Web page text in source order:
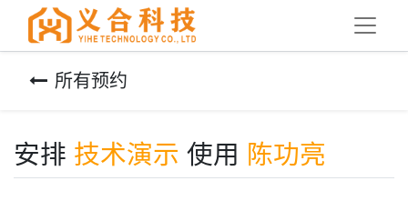
所有预约
安排 技术演示 使用 陈功亮